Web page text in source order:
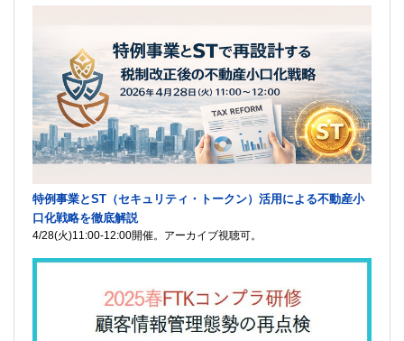
特例事業とST（セキュリティ・トークン）活用による不動産小
口化戦略を徹底解説
4/28(火)11:00-12:00開催。アーカイブ視聴可。